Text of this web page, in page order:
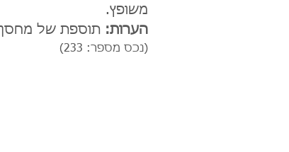
משופץ.
הערות: תוספת של
(נכס מספר: 233)